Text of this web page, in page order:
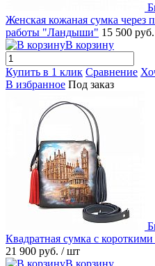
Женская кожаная сумка через
работы "Ландыши" 15 500 руб.
В корзину
Купить в 1 клик Сравнение
В избранное Под заказ
Квадратная сумка с
21 900 руб. / шт
В корзину